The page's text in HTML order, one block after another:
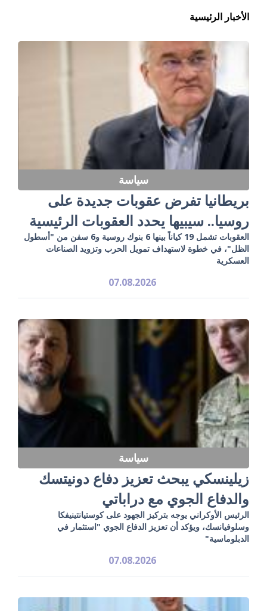
الأخبار الرئيسية
سياسة
بريطانيا تفرض عقوبات جديدة على
روسيا.. سيبيها يحدد العقوبات الرئيسية
العقوبات تشمل 19 كياناً بينها 6 بنوك روسية و6 سفن من "أسطول
الظل"، في خطوة لاستهداف تمويل الحرب وتزويد الصناعات
العسكرية
07.08.2026
سياسة
زيلينسكي يبحث تعزيز دفاع دونيتسك
والدفاع الجوي مع دراباتي
الرئيس الأوكراني يوجه بتركيز الجهود على كوستيانتينيفكا
وسلوفيانسك، ويؤكد أن تعزيز الدفاع الجوي "استثمار في
الدبلوماسية"
07.08.2026